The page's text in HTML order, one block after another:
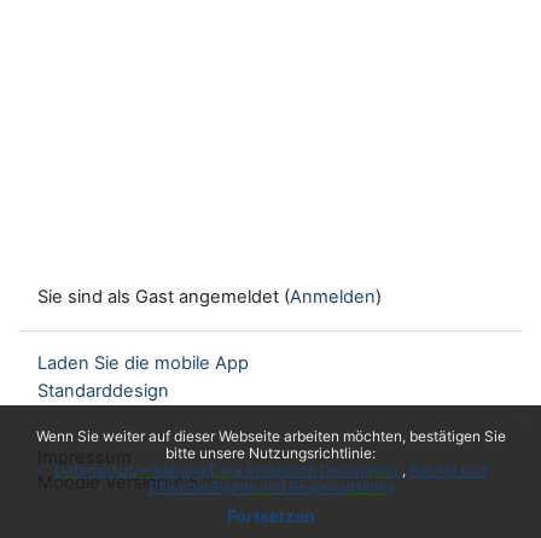
Wenn Sie weiter auf dieser Webseite arbeiten möchten, bestätigen Sie
bitte unsere Nutzungsrichtlinie:
Datenschutzerklärung/Data Protection Declaration
Rechte und
Pflichten/Rights and Responsibilities
Fortsetzen
Sie sind als Gast angemeldet (Anmelden)
Laden Sie die mobile App
Standarddesign
Moodle Version 4.5